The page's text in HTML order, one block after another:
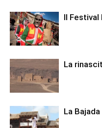
Il Festival
La
La